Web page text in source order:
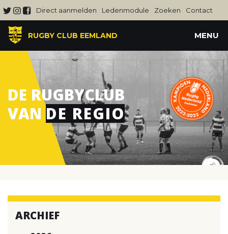
Direct aanmelden Ledenmodule Zoeken Contact
RUGBY CLUB EEMLAND MENU
DE RUGBYCLUB
VAN DE REGIO
ARCHIEF